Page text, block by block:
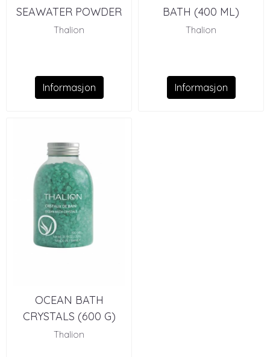
SEAWATER POWDER
Thalion
Informasjon
BATH (400 ML)
Thalion
Informasjon
OCEAN BATH
CRYSTALS (600 G)
Thalion